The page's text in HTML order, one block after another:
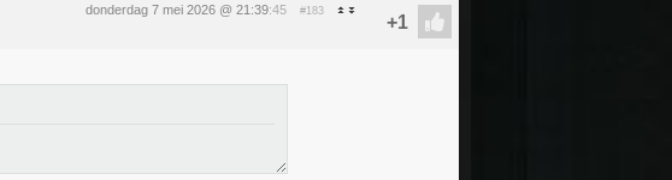
donderdag 7 mei 2026 @ 21:39:45 #183